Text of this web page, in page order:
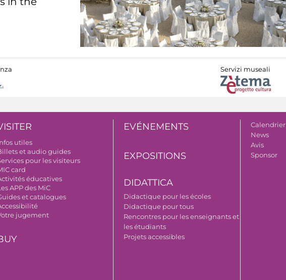
Servizi museali
utiles
et audio guides
pour les visiteurs
card
éducatives
APP des MiC
et catalogues
jugement
EVÉNEMENTS
EXPOSITIONS
DIDATTICA
Didactique pour les écoles
Didactique pour tous
Rencontres pour les enseignants et
les étudiants
Projets accessibles
Calendrier
News
Avis
Sponsor